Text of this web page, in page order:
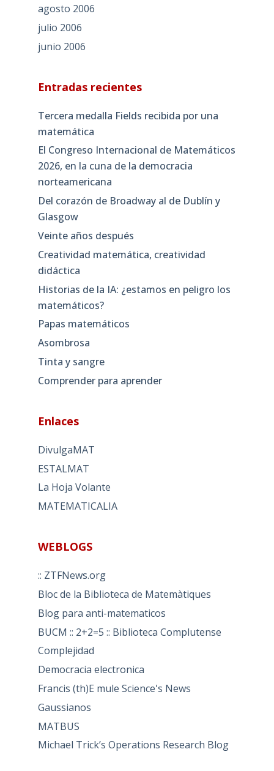
agosto 2006
julio 2006
junio 2006
Entradas recientes
Tercera medalla Fields recibida por una
matemática
El Congreso Internacional de Matemáticos
2026, en la cuna de la democracia
norteamericana
Del corazón de Broadway al de Dublín y
Glasgow
Veinte años después
Creatividad matemática, creatividad
didáctica
Historias de la IA: ¿estamos en peligro los
matemáticos?
Papas matemáticos
Asombrosa
Tinta y sangre
Comprender para aprender
Enlaces
DivulgaMAT
ESTALMAT
La Hoja Volante
MATEMATICALIA
WEBLOGS
:: ZTFNews.org
Bloc de la Biblioteca de Matemàtiques
Blog para anti-matematicos
BUCM :: 2+2=5 :: Biblioteca Complutense
Complejidad
Democracia electronica
Francis (th)E mule Science's News
Gaussianos
MATBUS
Michael Trick’s Operations Research Blog